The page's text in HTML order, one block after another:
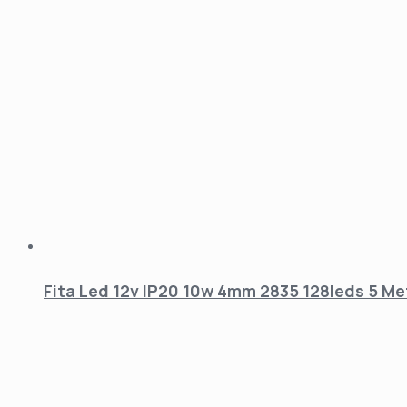
Fita Led 12v IP20 10w 4mm 2835 128leds 5